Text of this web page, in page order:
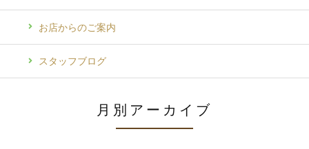
お店からのご案内
スタッフブログ
月別アーカイブ